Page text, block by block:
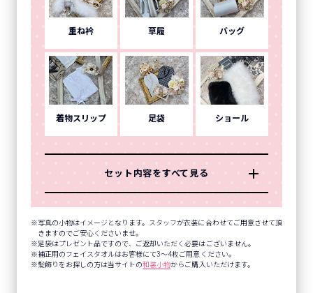
重ね衿 草履 バッグ
着物スリップ 足袋 ショール
セット内容をすべて見る
写真の小物はイメージとなります。スタッフが衣装に合わせてご用意させて頂
きますのでご安心くださいませ。
足袋はプレゼント品ですので、ご返却いただく必要はございません。
補正用のフェイスタオルはお客様にて3～4枚ご用意ください。
髪飾りをお探しの方は当サイトの和装小物からご購入いただけます。